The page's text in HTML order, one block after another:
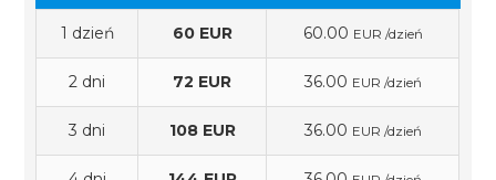
1 dzień 60 EUR 60.00 EUR /dzień
2 dni 72 EUR 36.00 EUR /dzień
3 dni 108 EUR 36.00 EUR /dzień